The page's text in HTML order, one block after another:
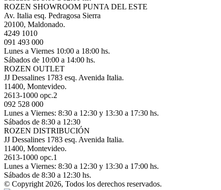
ROZEN SHOWROOM PUNTA DEL ESTE
Av. Italia esq. Pedragosa Sierra
20100, Maldonado.
4249 1010
091 493 000
Lunes a Viernes 10:00 a 18:00 hs.
Sábados de 10:00 a 14:00 hs.
ROZEN OUTLET
JJ Dessalines 1783 esq. Avenida Italia.
11400, Montevideo.
2613-1000 opc.2
092 528 000
Lunes a Viernes: 8:30 a 12:30 y 13:30 a 17:30 hs.
Sábados de 8:30 a 12:30
ROZEN DISTRIBUCIÓN
JJ Dessalines 1783 esq. Avenida Italia.
11400, Montevideo.
2613-1000 opc.1
Lunes a Viernes: 8:30 a 12:30 y 13:30 a 17:00 hs.
Sábados de 8:30 a 12:30 hs.
© Copyright 2026, Todos los derechos reservados.